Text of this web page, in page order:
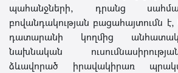
պահանջների, դրանց
բովանդակության բացահայտումն
դատարանի կողմից
նախնական
ձևավորած իրավակիրառ